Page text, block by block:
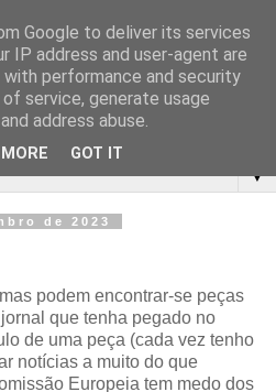
▼
de 2023
podem encontrar-se peças
que tenha pegado no
de uma peça (cada vez tenho
notícias a muito do que
Europeia tem medo dos
Google to deliver its services
IP address and user-agent are
performance and security
service, generate usage
address abuse.
GOT IT